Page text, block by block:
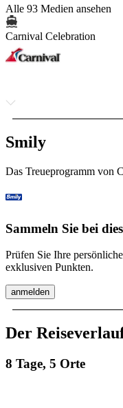
Alle 93 Medien ansehen
Carnival Celebration
Smily
Das Treueprogramm von
Sammeln Sie bei
Prüfen Sie Ihre
exklusiven Punkten.
anmelden
Der
8 Tage, 5 Orte